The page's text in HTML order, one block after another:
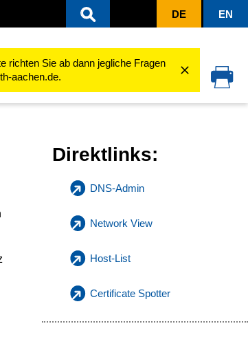
DE EN
richten Sie ab dann jegliche Fragen
aachen.de.
Direktlinks:
DNS-Admin
Network View
Host-List
Certificate Spotter